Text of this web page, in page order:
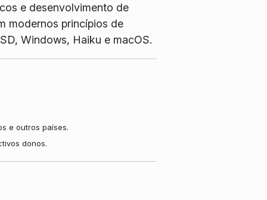
e desenvolvimento de
modernos princípios de
Windows, Haiku e macOS.
e outros países.
donos.